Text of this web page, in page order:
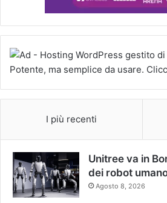
I più recenti
Unitree va in
dei robot
Agosto 8, 2026